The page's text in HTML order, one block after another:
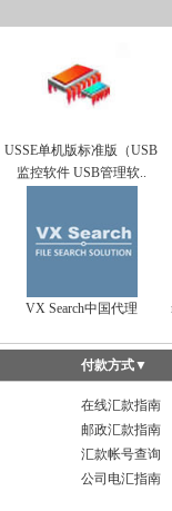
USSE单机版标准版（USB
监控软件 USB管理软..
VX Search中国代理
付款方式▼
在线汇款指南
邮政汇款指南
汇款帐号查询
公司电汇指南